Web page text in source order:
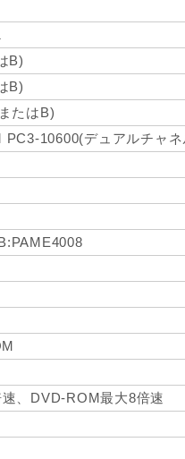
B)
B)
たはB)
10600(デュアルチャネ
、DVD-ROM最大8倍速